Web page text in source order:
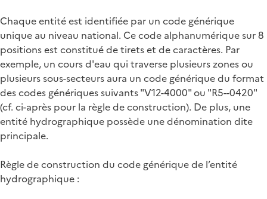
Chaque entité est identifiée par un code générique
unique au niveau national. Ce code alphanumérique sur 8
positions est constitué de tirets et de caractères. Par
exemple, un cours d'eau qui traverse plusieurs zones ou
plusieurs sous-secteurs aura un code générique du format
des codes génériques suivants "V12-4000" ou "R5--0420"
(cf. ci-après pour la règle de construction). De plus, une
entité hydrographique possède une dénomination dite
principale.
Règle de construction du code générique de l’entité
hydrographique :